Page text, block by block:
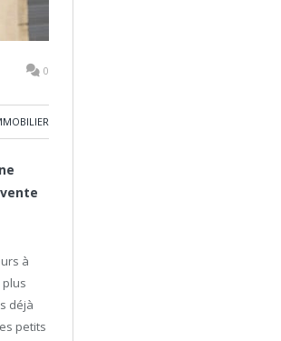
0
à
plus
déjà
petits